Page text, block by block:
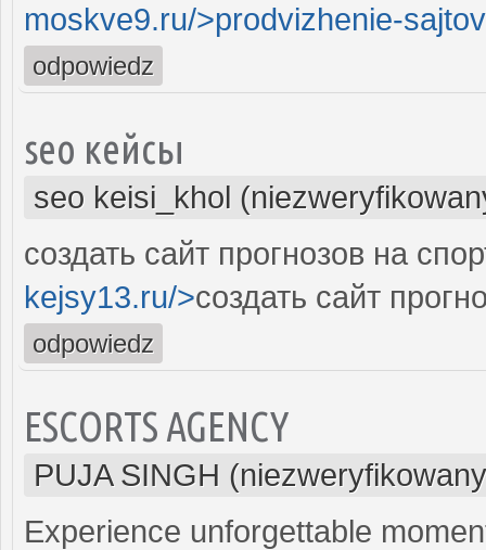
moskve9.ru/>prodvizhenie-
odpowiedz
seo кейсы
seo keisi_khol
создать сайт прогнозов на
kejsy13.ru/>создать сайт
odpowiedz
ESCORTS AGENCY
PUJA SINGH
Experience unforgettable